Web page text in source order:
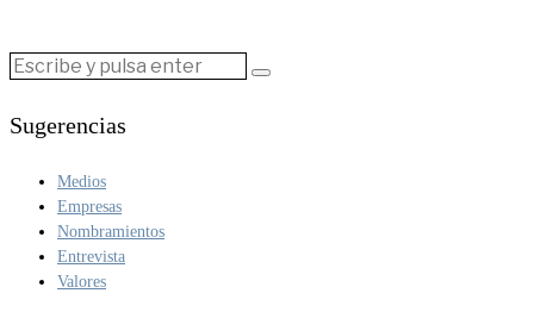
Sugerencias
Medios
Empresas
Nombramientos
Entrevista
Valores